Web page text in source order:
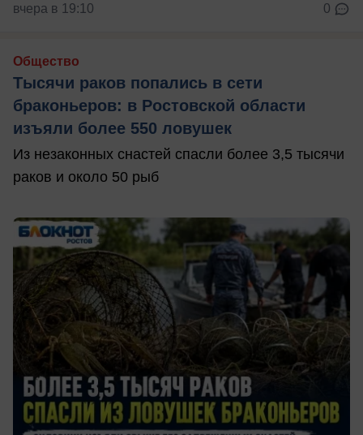
вчера в 19:10 0
Общество
Тысячи раков попались в сети
браконьеров: в Ростовской области
изъяли более 550 ловушек
Из незаконных снастей спасли более 3,5 тысячи
раков и около 50 рыб